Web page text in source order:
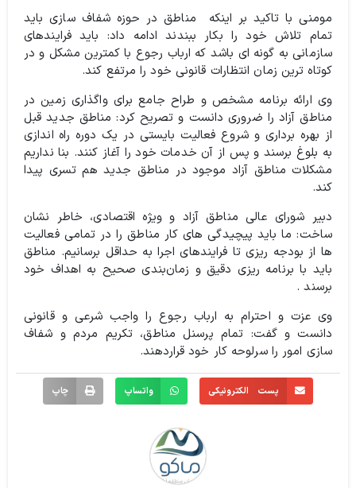
مومنی با تاکید بر اینکه مناطق در حوزه شفاف سازی باید
تمام تلاش خود را بکار ببندند ادامه داد: باید فرایندهای
سازمانی به گونه ای باشد که ارباب رجوع با کمترین مشکل و در
کوتاه ترین زمان انتظارات قانونی خود را مرتفع کند.
وی ارائه برنامه مشخص و طراح جامع برای واگذاری زمین در
مناطق آزاد را ضروری دانست و تصریح کرد: مناطق جدید قبل
از بهره برداری و شروع فعالیت بایستی در یک دوره راه اندازی
به بلوغ برسند و پس از آن خدمات خود را آغاز کنند. بنا نداریم
مشکلات مناطق آزاد موجود در مناطق جدید هم تسری پیدا
کند.
دبیر شورای عالی مناطق آزاد و ویژه اقتصادی، خاطر نشان
ساخت: ما باید پیچیدگی های کار مناطق را در تمامی فعالیت
ها از بودجه ریزی تا فرایندهای اجرا به حداقل برسانیم. مناطق
باید با برنامه ریزی دقیق و زمان‌بندی صحیح به اهداف خود
برسند .
وی عزت و احترام به ارباب رجوع را واجب شرعی و قانونی
دانست و گفت: تمام پرسنل مناطق، تکریم مردم و شفاف
سازی امور را سرلوحه کار خود قراردهند.
پست الکترونیکی واتساپ چاپ